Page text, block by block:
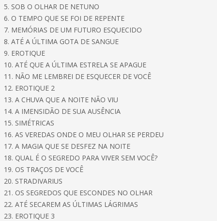
5. SOB O OLHAR DE NETUNO
6. O TEMPO QUE SE FOI DE REPENTE
7. MEMÓRIAS DE UM FUTURO ESQUECIDO
8. ATÉ A ÚLTIMA GOTA DE SANGUE
9. EROTIQUE
10. ATÉ QUE A ÚLTIMA ESTRELA SE APAGUE
11. NÃO ME LEMBREI DE ESQUECER DE VOCÊ
12. EROTIQUE 2
13. A CHUVA QUE A NOITE NÃO VIU
14. A IMENSIDÃO DE SUA AUSÊNCIA
15. SIMÉTRICAS
16. AS VEREDAS ONDE O MEU OLHAR SE PERDEU
17. A MAGIA QUE SE DESFEZ NA NOITE
18. QUAL É O SEGREDO PARA VIVER SEM VOCÊ?
19. OS TRAÇOS DE VOCÊ
20. STRADIVARIUS
21. OS SEGREDOS QUE ESCONDES NO OLHAR
22. ATÉ SECAREM AS ÚLTIMAS LÁGRIMAS
23. EROTIQUE 3